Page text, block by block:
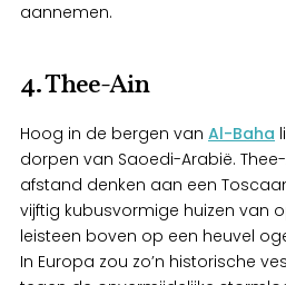
aannemen.
4. Thee-Ain
Hoog in de bergen van Al-Baha
dorpen van Saoedi-Arabië.
afstand denken aan een
vijftig kubusvormige huizen van
leisteen boven op een heuvel
In Europa zou zo’n historische